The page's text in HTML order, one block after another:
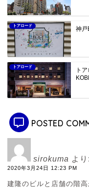
トアロード 神戸
トアロード
ト
POSTED
sirokuma より:
2020年3月24日 12:23 PM
建隆のビルと店舗の階